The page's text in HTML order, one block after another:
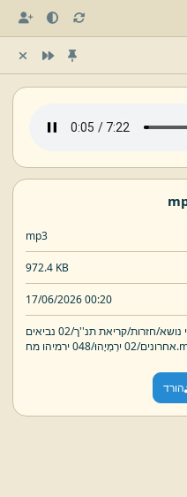
mp3
972.4 KB
17/06/2026 00:20
נושא/חזרות/קריאת תנ''ך/
02 נביאים
אחרונים/02 יִרְמְיָהוּ/ 048 ירמיהו מח.
הורד